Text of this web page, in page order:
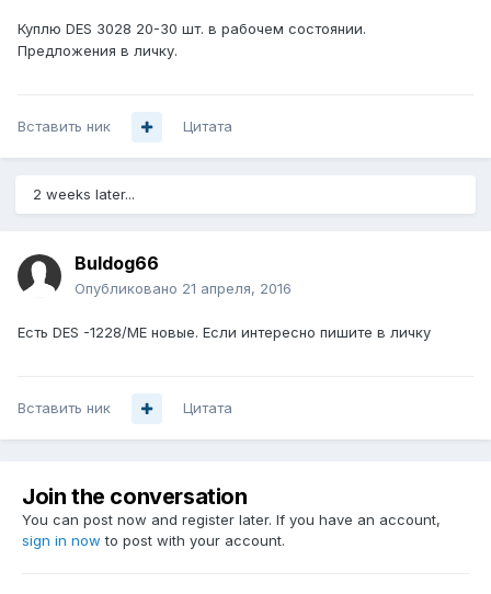
Куплю DES 3028 20-30 шт. в рабочем состоянии.
Предложения в личку.
Вставить ник Цитата
2 weeks later...
Buldog66
Опубликовано 21 апреля, 2016
Есть DES -1228/ME новые. Если интересно пишите в личку
Вставить ник Цитата
Join the conversation
You can post now and register later. If you have an account,
sign in now to post with your account.